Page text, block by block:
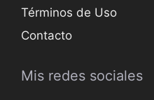
Términos de Uso
Contacto
Mis redes sociales